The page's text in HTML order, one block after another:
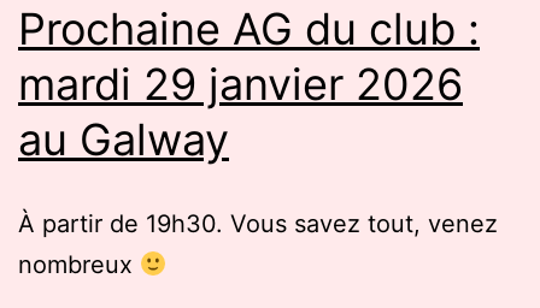
Prochaine AG du club :
mardi 29 janvier 2026
au Galway
À partir de 19h30. Vous savez tout, venez
nombreux